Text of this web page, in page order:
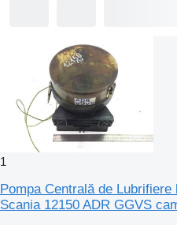
1
Pompa Centrală de
Scania 12150 ADR GGVS